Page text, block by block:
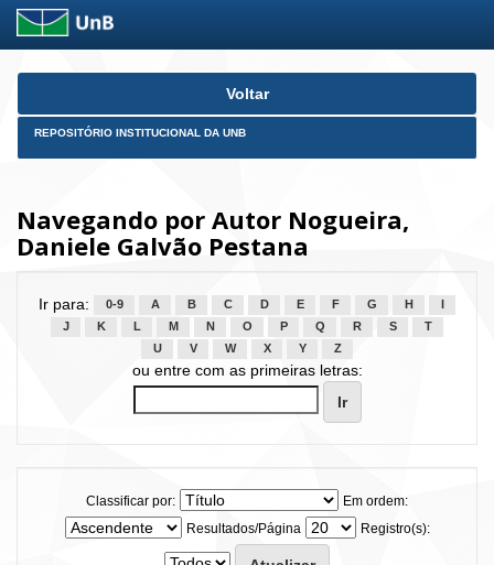
Skip
Voltar
REPOSITÓRIO INSTITUCIONAL DA UNB
Navegando por Autor Nogueira,
Daniele Galvão Pestana
Ir para: 0-9 A B C D E F G H
J
K L M N O P Q R S
T
U
V W X Y Z
ou entre com as primeiras letras:
Classificar por:
Em ordem:
Resultados/Página
Registro(s):